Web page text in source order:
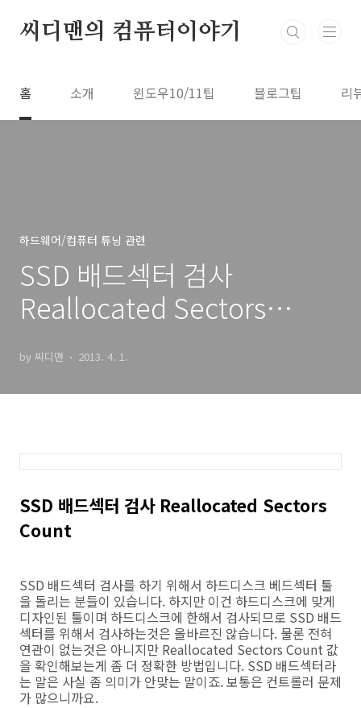
씨디맨의 컴퓨터이야기
홈 소개 윈도우10/11팁 블로그팁 리
하드웨어/컴퓨터 튜닝 관련
SSD 배드섹터 검사
Reallocated Sectors
by 씨디맨 2013. 4. 1.
SSD 배드섹터 검사 Reallocated Sectors
Count
SSD 배드섹터 검사를 하기 위해서 하드디스크 베드섹터 툴
을 돌리는 분들이 있습니다. 하지만 이건 하드디스크에 맞게
디자인된 툴이며 하드디스크에 한해서 검사되므로 SSD 배드
섹터를 위해서 검사하는것은 올바르진 않습니다. 물론 전혀
연관이 없는것은 아니지만 Reallocated Sectors Count 값
을 확인해보는게 좀 더 정확한 방법입니다. SSD 배드섹터라
는 말은 사실 좀 의미가 안맞는 말이죠. 보통은 컨트롤러 문제
가 많으니까요.